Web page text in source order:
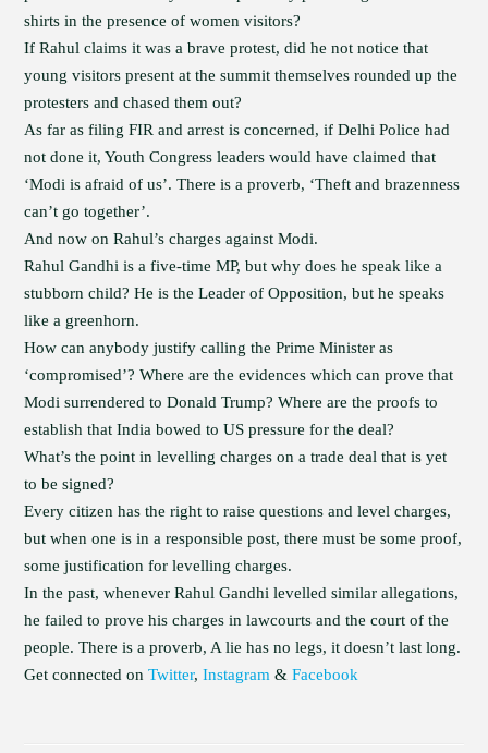
shirts in the presence of women visitors?
If Rahul claims it was a brave protest, did he not notice that
young visitors present at the summit themselves rounded up the
protesters and chased them out?
As far as filing FIR and arrest is concerned, if Delhi Police had
not done it, Youth Congress leaders would have claimed that
‘Modi is afraid of us’. There is a proverb, ‘Theft and brazenness
can’t go together’.
And now on Rahul’s charges against Modi.
Rahul Gandhi is a five-time MP, but why does he speak like a
stubborn child? He is the Leader of Opposition, but he speaks
like a greenhorn.
How can anybody justify calling the Prime Minister as
‘compromised’? Where are the evidences which can prove that
Modi surrendered to Donald Trump? Where are the proofs to
establish that India bowed to US pressure for the deal?
What’s the point in levelling charges on a trade deal that is yet
to be signed?
Every citizen has the right to raise questions and level charges,
but when one is in a responsible post, there must be some proof,
some justification for levelling charges.
In the past, whenever Rahul Gandhi levelled similar allegations,
he failed to prove his charges in lawcourts and the court of the
people. There is a proverb, A lie has no legs, it doesn’t last long.
Get connected onTwitter,Instagram &Facebook